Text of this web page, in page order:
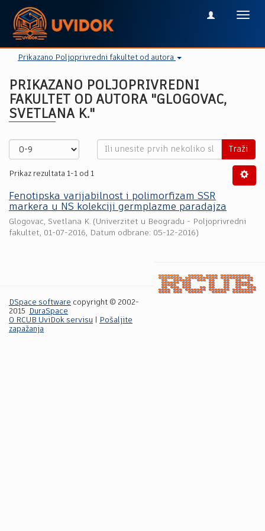
Prikazano Poljoprivredni fakultet od autora
PRIKAZANO POLJOPRIVREDNI
FAKULTET OD AUTORA "GLOGOVAC,
SVETLANA K."
Traži
Prikaz rezultata 1-1 od 1
Fenotipska varijabilnost i polimorfizam SSR
markera u NS kolekciji germplazme paradajza
Glogovac, Svetlana K. (Univerzitet u Beogradu - Poljoprivredni
fakultet, 01-07-2016, Datum odbrane: 05-12-2016)
DSpace software copyright © 2002-
2015
DuraSpace
O RCUB UviDok servisu
Pošaljite
zapažanja